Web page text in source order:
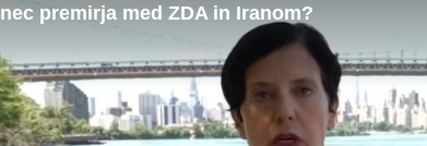
premirja med ZDA in Iranom?